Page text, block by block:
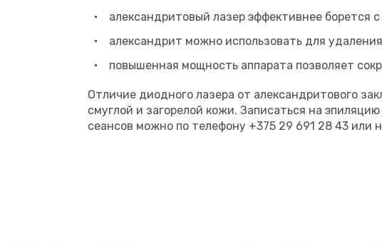
александритовый лазер эффективнее борется
александрит можно использовать для
повышенная мощность аппарата позволяет
Отличие диодного лазера от александритового
смуглой и загорелой кожи. Записаться на
сеансов можно по телефону +375 29 691 28 43 или